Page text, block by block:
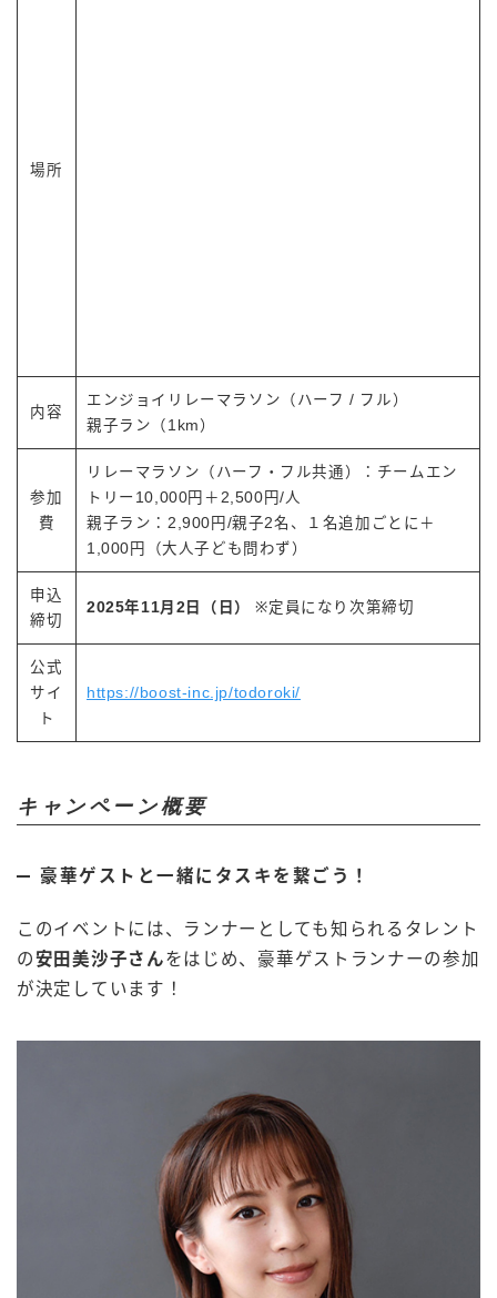
場所
内容
エンジョイリレーマラソン（ハーフ / フル）
親子ラン（1km）
参加
費
リレーマラソン（ハーフ・フル共通）：チームエン
トリー10,000円＋2,500円/人
親子ラン：2,900円/親子2名、１名追加ごとに＋
1,000円（大人子ども問わず）
申込
締切
2025年11月2日（日） ※定員になり次第締切
公式
サイ
ト
https://boost-inc.jp/todoroki/
キャンペーン概要
豪華ゲストと一緒にタスキを繋ごう！
このイベントには、ランナーとしても知られるタレント
の安田美沙子さんをはじめ、豪華ゲストランナーの参加
が決定しています！